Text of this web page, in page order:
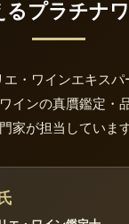
るプラチナ
・ワインエキスパ
インの真贋鑑定・
家が担当しています